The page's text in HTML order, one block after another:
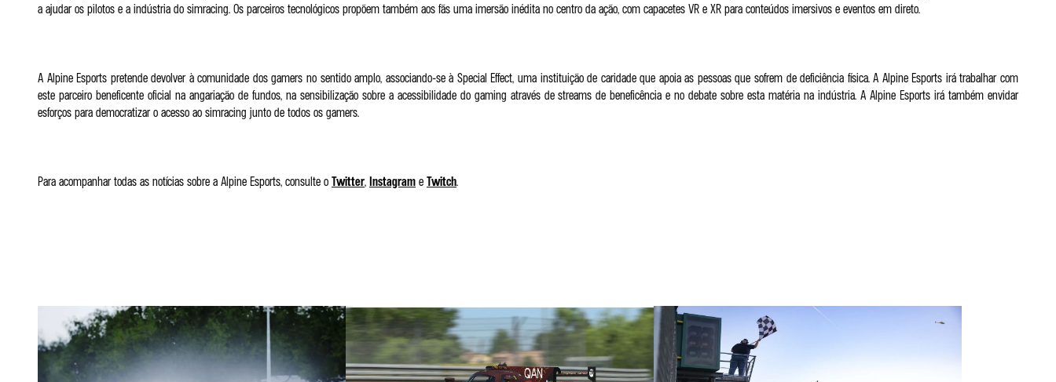
a ajudar os pilotos e a indústria do simracing. Os parceiros tecnológicos propõem também aos fãs uma imersão inédita no centro da ação, com capacetes VR e XR para conteúdos imersivos e eventos em direto.
A Alpine Esports pretende devolver à comunidade dos gamers no sentido amplo, associando-se à Special Effect, uma instituição de caridade que apoia as pessoas que sofrem de deficiência física. A Alpine Esports irá trabalhar com
este parceiro beneficente oficial na angariação de fundos, na sensibilização sobre a acessibilidade do gaming através de streams de beneficência e no debate sobre esta matéria na indústria. A Alpine Esports irá também envidar
esforços para democratizar o acesso ao simracing junto de todos os gamers.
Para acompanhar todas as notícias sobre a Alpine Esports, consulte o Twitter, Instagram e Twitch.